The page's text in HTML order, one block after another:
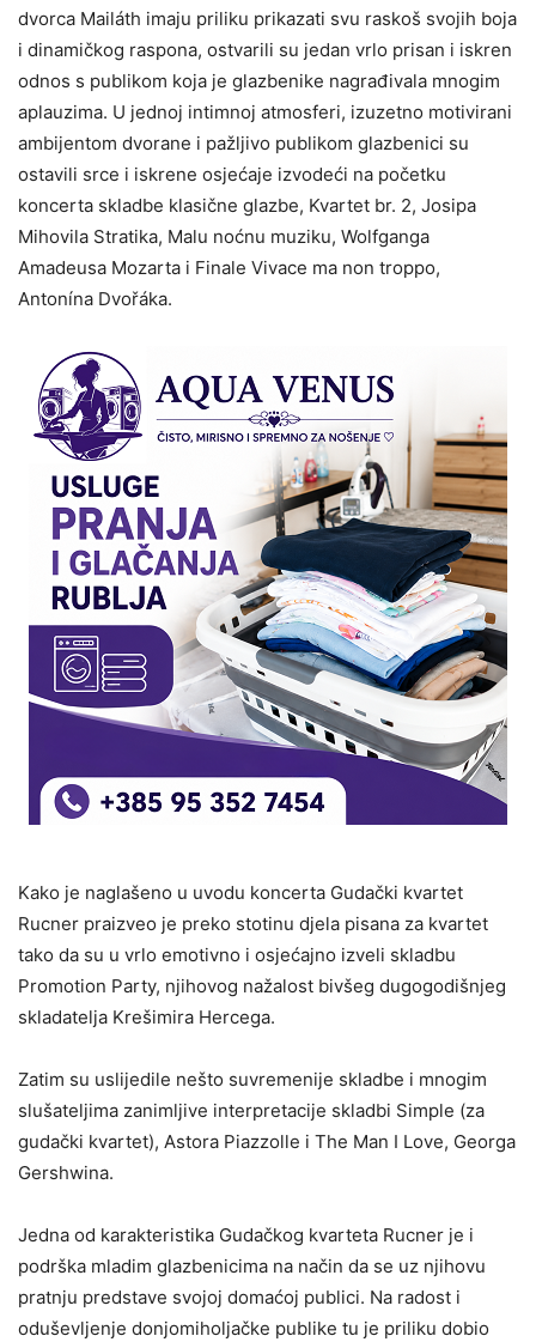
dvorca Mailáth imaju priliku prikazati svu raskoš svojih boja
i dinamičkog raspona, ostvarili su jedan vrlo prisan i iskren
odnos s publikom koja je glazbenike nagrađivala mnogim
aplauzima. U jednoj intimnoj atmosferi, izuzetno motivirani
ambijentom dvorane i pažljivo publikom glazbenici su
ostavili srce i iskrene osjećaje izvodeći na početku
koncerta skladbe klasične glazbe, Kvartet br. 2, Josipa
Mihovila Stratika, Malu noćnu muziku, Wolfganga
Amadeusa Mozarta i Finale Vivace ma non troppo,
Antonína Dvořáka.
Kako je naglašeno u uvodu koncerta Gudački kvartet
Rucner praizveo je preko stotinu djela pisana za kvartet
tako da su u vrlo emotivno i osjećajno izveli skladbu
Promotion Party, njihovog nažalost bivšeg dugogodišnjeg
skladatelja Krešimira Hercega.
Zatim su uslijedile nešto suvremenije skladbe i mnogim
slušateljima zanimljive interpretacije skladbi Simple (za
gudački kvartet), Astora Piazzolle i The Man I Love, Georga
Gershwina.
Jedna od karakteristika Gudačkog kvarteta Rucner je i
podrška mladim glazbenicima na način da se uz njihovu
pratnju predstave svojoj domaćoj publici. Na radost i
oduševljenje donjomiholjačke publike tu je priliku dobio